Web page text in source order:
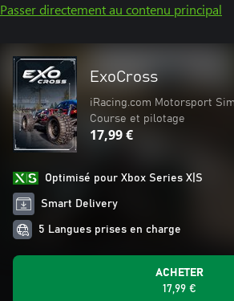
Passer directement au contenu principal
ExoCross
iRacing.com Motorsport
Course et pilotage
17,99 €
Optimisé pour Xbox Series X|S
Smart Delivery
5 Langues prises en charge
ACHETER
17,99 €